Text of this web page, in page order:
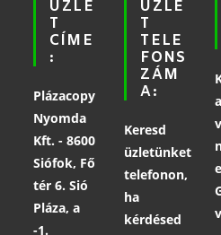
ÜZLE
T
CÍME
:
Plázacopy
Nyomda
Kft. - 8600
Siófok, Fő
tér 6. Sió
Pláza, a
-1.
ÜZLE
T
TELE
FONS
ZÁM
A:
Keresd
üzletünket
telefonon,
ha
kérdésed